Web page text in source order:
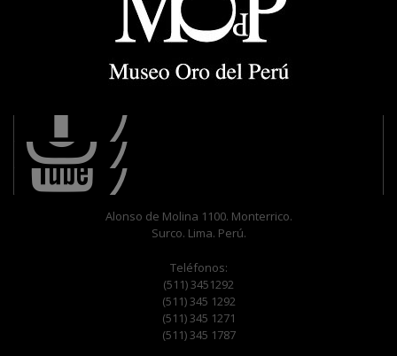
Alonso de Molina 1100. Monterrico.
Surco. Lima. Perú.
Teléfonos:
(511) 3451292
(511) 345 1292
(511) 345 1271
(511) 345 1787